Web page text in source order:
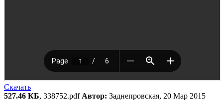
Скачать
527.46 КБ, 338752.pdf Автор: Заднепровская, 20 Мар 2015